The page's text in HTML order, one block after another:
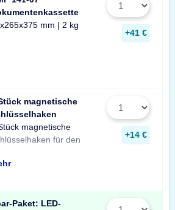
mm | 2 kg
+41 €
magnetische
magnetische
für den
Ihres Tresors.
einfache, praktische
sichere Lösung zur
von
in Ihrem
+14 €
Paket: LED-